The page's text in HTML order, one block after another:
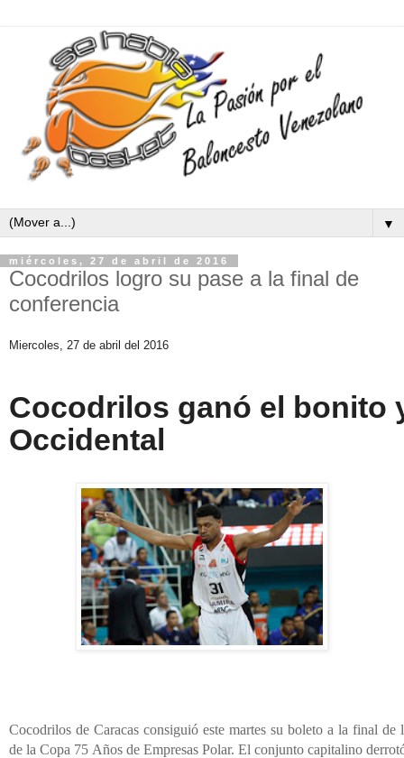
▼
miércoles, 27 de abril de 2016
Cocodrilos logro su pase a la final de
conferencia
Miercoles, 27 de abril del 2016
Cocodrilos ganó el bonito
Occidental
Cocodrilos de Caracas consiguió este martes su boleto a la final de
de la Copa 75 Años de Empresas Polar. El conjunto capitalino